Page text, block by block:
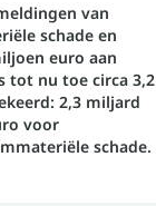
van
schade en
euro aan
tot nu toe circa 3,2
2,3 miljard
voor
schade.